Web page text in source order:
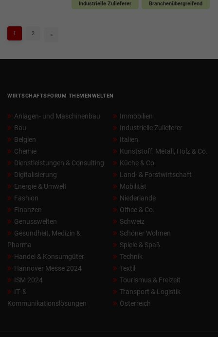
Industrielle Zulieferer Branchenübergreifend
1 2 »
WIRTSCHAFTSFORUM THEMENWELTEN
Anlagen- und Maschinenbau
Bau
Belgien
Chemie
Dienstleistungen & Consulting
Digitalisierung
Energie & Umwelt
Fashion
Finanzen
Genusswelten
Gesundheit, Medizin &
Pharma
Handel & Konsumgüter
Hannover Messe 2024
ISM 2024
IT- &
Kommunikationslösungen
Immobilien
Industrielle Zulieferer
Italien
Kunststoff, Metall, Holz & Co.
Küche & Co.
Land- & Forstwirtschaft
Mobilität
Niederlande
Office & Co.
Schweiz
Schöner Wohnen
Spiele & Spaß
Technik
Textil
Tourismus & Freizeit
Transport & Logistik
Österreich